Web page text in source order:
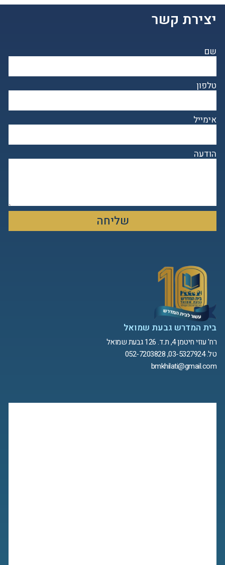
יצירת קשר
שם
טלפון
אימייל
הודעה
שליחה
בית המדרש גבעת שמואל
רח' עוזי חיטמן 4, ת.ד. 126 גבעת שמואל
טל. 03-5327924, 052-7203828
bmkhilati@gmail.com